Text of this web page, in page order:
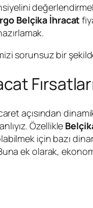
Belçika İhracat
sorunsuz bir
açısından
Özellikle
için bazı
ek olarak,